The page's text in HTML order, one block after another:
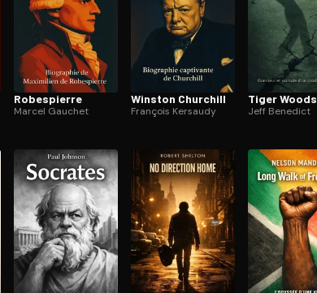
Robespierre
Marcel Gauchet
Winston Churchill
François Kersaudy
Tiger Woods
Jeff Benedict